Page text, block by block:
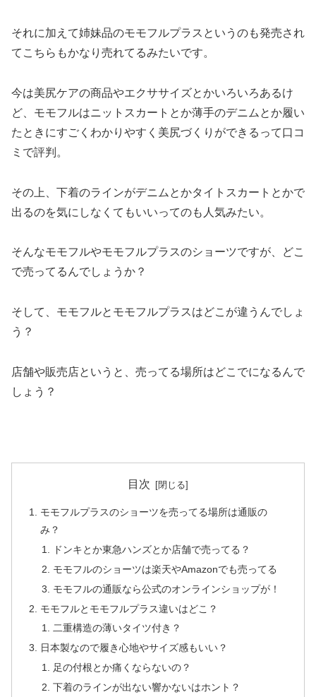
それに加えて姉妹品のモモフルプラスというのも発売され
てこちらもかなり売れてるみたいです。
今は美尻ケアの商品やエクササイズとかいろいろあるけ
ど、モモフルはニットスカートとか薄手のデニムとか履い
たときにすごくわかりやすく美尻づくりができるって口コ
ミで評判。
その上、下着のラインがデニムとかタイトスカートとかで
出るのを気にしなくてもいいってのも人気みたい。
そんなモモフルやモモフルプラスのショーツですが、どこ
で売ってるんでしょうか？
そして、モモフルとモモフルプラスはどこが違うんでしょ
う？
店舗や販売店というと、売ってる場所はどこでになるんで
しょう？
目次
モモフルプラスのショーツを売ってる場所は通販の
み？
ドンキとか東急ハンズとか店舗で売ってる？
モモフルのショーツは楽天やAmazonでも売ってる
モモフルの通販なら公式のオンラインショップが！
モモフルとモモフルプラス違いはどこ？
二重構造の薄いタイツ付き？
日本製なので履き心地やサイズ感もいい？
足の付根とか痛くならないの？
下着のラインが出ない響かないはホント？